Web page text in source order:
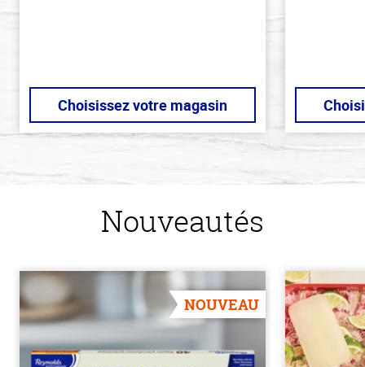
Choisissez votre magasin
Nouveautés
NOUVEAU